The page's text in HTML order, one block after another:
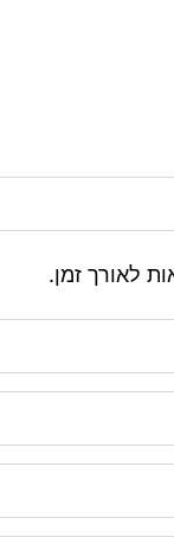
לאורך זמן.